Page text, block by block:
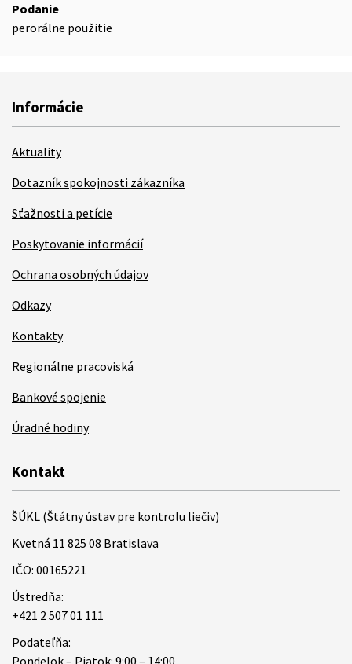
Podanie
perorálne použitie
Informácie
Aktuality
Dotazník spokojnosti zákazníka
Sťažnosti a petície
Poskytovanie informácií
Ochrana osobných údajov
Odkazy
Kontakty
Regionálne pracoviská
Bankové spojenie
Úradné hodiny
Kontakt
ŠÚKL (Štátny ústav pre kontrolu liečiv)
Kvetná 11 825 08 Bratislava
IČO: 00165221
Ústredňa:
+421 2 507 01 111
Podateľňa:
Pondelok – Piatok: 9:00 – 14:00